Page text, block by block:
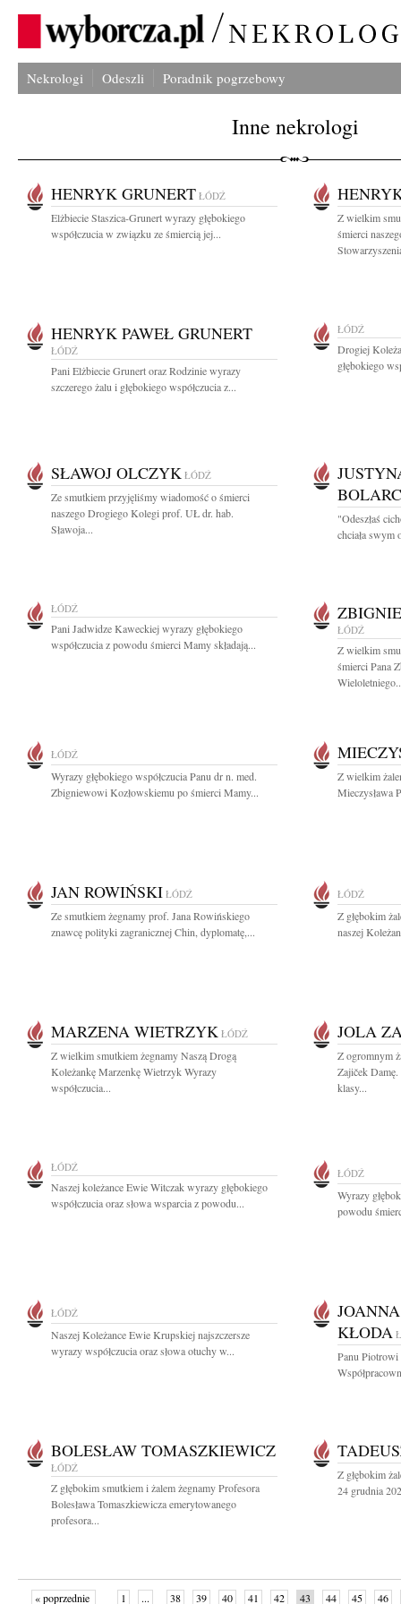
Nekrologi Odeszli Poradnik pogrzebowy
Inne nekrologi
HENRYK GRUNERT ŁÓDŹ
Elżbiecie Staszica-Grunert wyrazy głębokiego
współczucia w związku ze śmiercią jej...
Z wielkim
śmierci
HENRYK PAWEŁ GRUNERT
ŁÓDŹ
Pani Elżbiecie Grunert oraz Rodzinie wyrazy
szczerego żalu i głębokiego współczucia z...
ŁÓDŹ
Drogiej
głębokiego
SŁAWOJ OLCZYK ŁÓDŹ
Ze smutkiem przyjęliśmy wiadomość o śmierci
naszego Drogiego Kolegi prof. UŁ dr. hab.
Sławoja...
"Odeszłaś
chciała swym
ŁÓDŹ
Pani Jadwidze Kaweckiej wyrazy głębokiego
współczucia z powodu śmierci Mamy składają...
ŁÓDŹ
Z wielkim
śmierci Pana
ŁÓDŹ
Wyrazy głębokiego współczucia Panu dr n. med.
Zbigniewowi Kozłowskiemu po śmierci Mamy...
Z wielkim
Mieczysława
JAN ROWIŃSKI ŁÓDŹ
Ze smutkiem żegnamy prof. Jana Rowińskiego
znawcę polityki zagranicznej Chin, dyplomatę,...
ŁÓDŹ
Z głębokim
naszej
MARZENA WIETRZYK ŁÓDŹ
Z wielkim smutkiem żegnamy Naszą Drogą
Koleżankę Marzenkę Wietrzyk Wyrazy
współczucia...
JOLA
Z ogromnym
Zajiček
klasy...
ŁÓDŹ
Naszej koleżance Ewie Witczak wyrazy głębokiego
współczucia oraz słowa wsparcia z powodu...
ŁÓDŹ
Wyrazy
powodu
ŁÓDŹ
Naszej Koleżance Ewie Krupskiej najszczersze
wyrazy współczucia oraz słowa otuchy w...
KŁODA
Panu Piotrowi
BOLESŁAW TOMASZKIEWICZ
ŁÓDŹ
Z głębokim smutkiem i żalem żegnamy Profesora
Bolesława Tomaszkiewicza emerytowanego
profesora...
Z głębokim
24 grudnia
« poprzednie 1 ... 38 39 40 41 42 43 44 45 46